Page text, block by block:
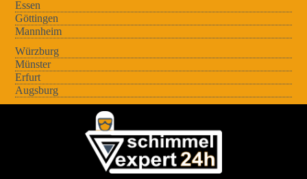
Essen
Göttingen
Mannheim
Würzburg
Münster
Erfurt
Augsburg